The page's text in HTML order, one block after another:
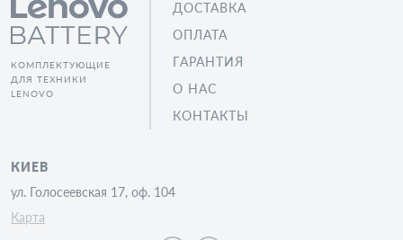
КОМПЛЕКТУЮЩИЕ
ДЛЯ ТЕХНИКИ
LENOVO
ДОСТАВКА
ОПЛАТА
ГАРАНТИЯ
О НАС
КОНТАКТЫ
КИЕВ
ул. Голосеевская 17, оф. 104
Карта